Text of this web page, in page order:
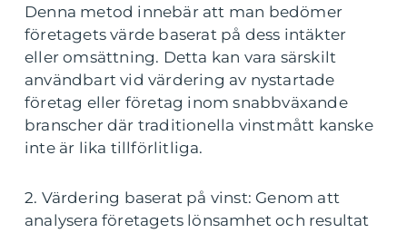
Denna metod innebär att man bedömer
företagets värde baserat på dess intäkter
eller omsättning. Detta kan vara särskilt
användbart vid värdering av nystartade
företag eller företag inom snabbväxande
branscher där traditionella vinstmått kanske
inte är lika tillförlitliga.
2. Värdering baserat på vinst: Genom att
analysera företagets lönsamhet och resultat